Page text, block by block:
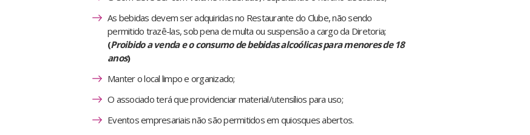
As bebidas devem ser adquiridas no Restaurante do Clube, não sendo
permitido trazê-las, sob pena de multa ou suspensão a cargo da Diretoria;
(Proibido a venda e o consumo de bebidas alcoólicas para menores de 18
anos)
Manter o local limpo e organizado;
O associado terá que providenciar material/utensílios para uso;
Eventos empresariais não são permitidos em quiosques abertos.